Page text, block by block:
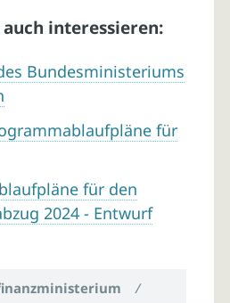
auch interessieren:
Bundesministeriums
für
für den
2024 - Entwurf
/